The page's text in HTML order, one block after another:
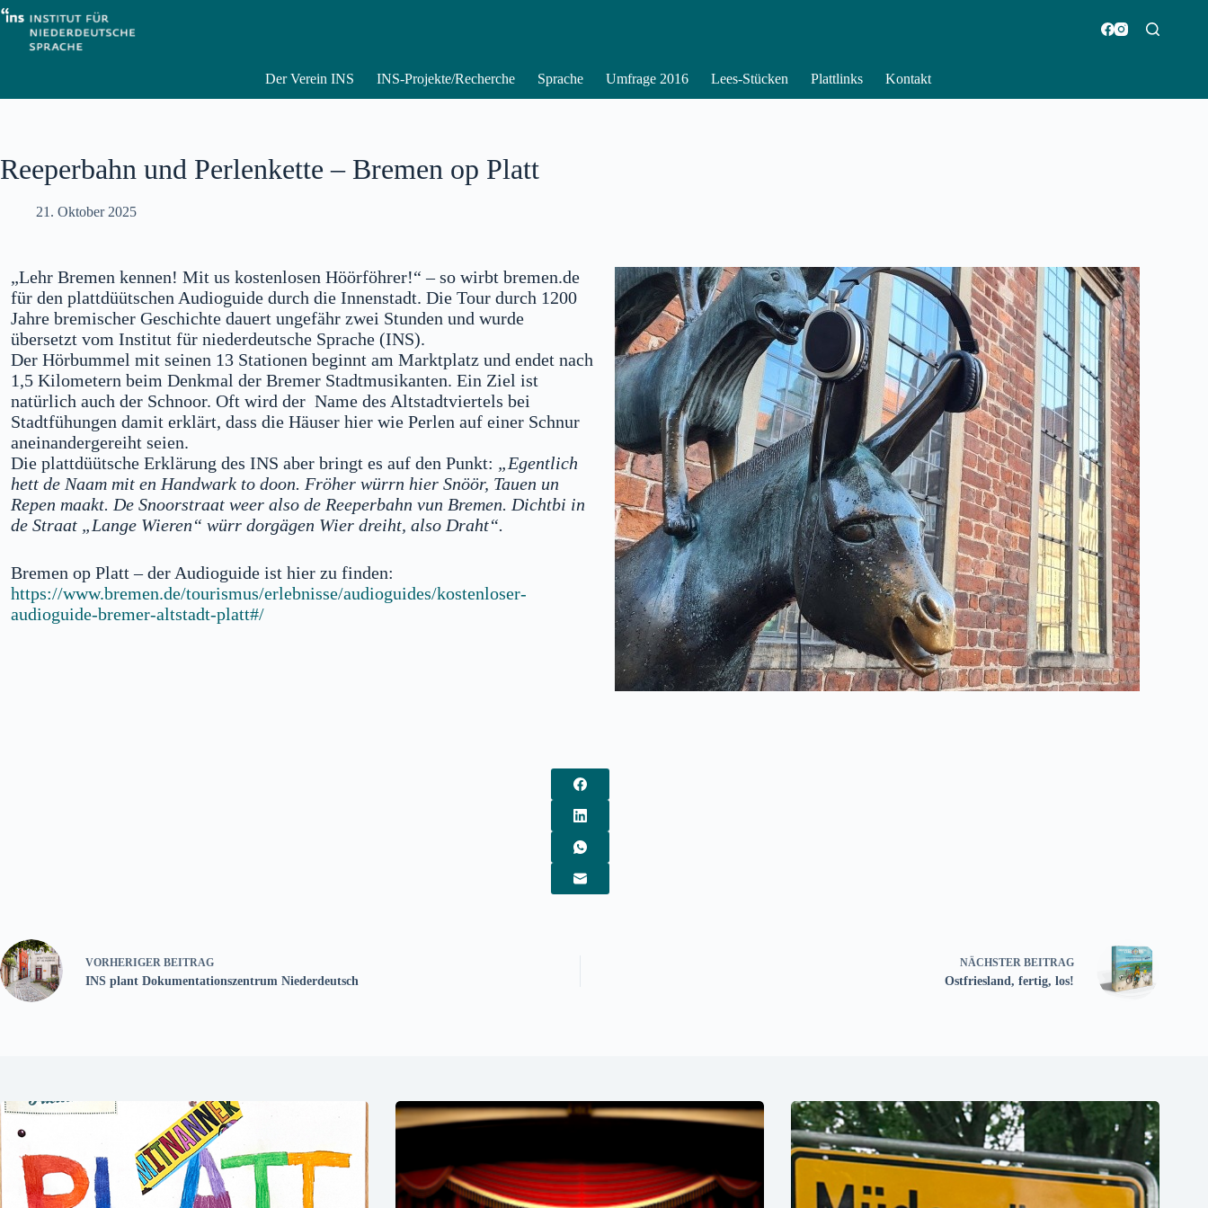
Zum
Inhalt
springen
Der Verein INS INS-Projekte/Recherche Sprache Umfrage 2016 Lees-Stücken Plattlinks Kontakt
Reeperbahn und Perlenkette – Bremen op Platt
21. Oktober 2025
„Lehr Bremen kennen! Mit us kostenlosen Höörföhrer!“ – so wirbt bremen.de
für den plattdüütschen Audioguide durch die Innenstadt. Die Tour durch 1200
Jahre bremischer Geschichte dauert ungefähr zwei Stunden und wurde
übersetzt vom Institut für niederdeutsche Sprache (INS).
Der Hörbummel mit seinen 13 Stationen beginnt am Marktplatz und endet nach
1,5 Kilometern beim Denkmal der Bremer Stadtmusikanten. Ein Ziel ist
natürlich auch der Schnoor. Oft wird der Name des Altstadtviertels bei
Stadtfühungen damit erklärt, dass die Häuser hier wie Perlen auf einer Schnur
aneinandergereiht seien.
Die plattdüütsche Erklärung des INS aber bringt es auf den Punkt: „Egentlich
hett de Naam mit en Handwark to doon. Fröher würrn hier Snöör, Tauen un
Repen maakt. De Snoorstraat weer also de Reeperbahn vun Bremen. Dichtbi in
de Straat „Lange Wieren“ würr dorgägen Wier dreiht, also Draht“.
Bremen op Platt – der Audioguide ist hier zu finden:
https://www.bremen.de/tourismus/erlebnisse/audioguides/kostenloser-
audioguide-bremer-altstadt-platt#/
VORHERIGER BEITRAG
INS plant Dokumentationszentrum Niederdeutsch
NÄCHSTER BEITRAG
Ostfriesland, fertig, los!